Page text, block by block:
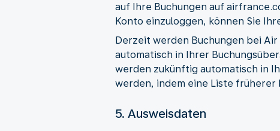
auf Ihre Buchungen auf
Konto einzuloggen, können Sie
Derzeit werden Buchungen bei
automatisch in Ihrer
werden zukünftig automatisch in
werden, indem eine Liste
5. Ausweisdaten